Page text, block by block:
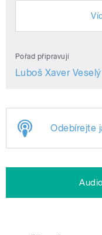
Pořad připravují
Luboš Xaver Veselý
Odebírejte